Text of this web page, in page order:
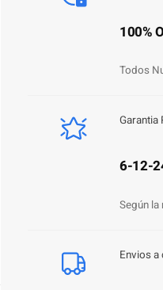
100%
Todos
Garantia
6-12-
Según
Envios